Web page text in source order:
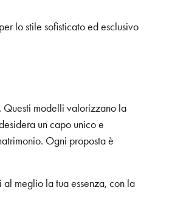
lo stile sofisticato ed esclusivo
Questi modelli valorizzano la
un capo unico e
Ogni proposta è
meglio la tua essenza, con la